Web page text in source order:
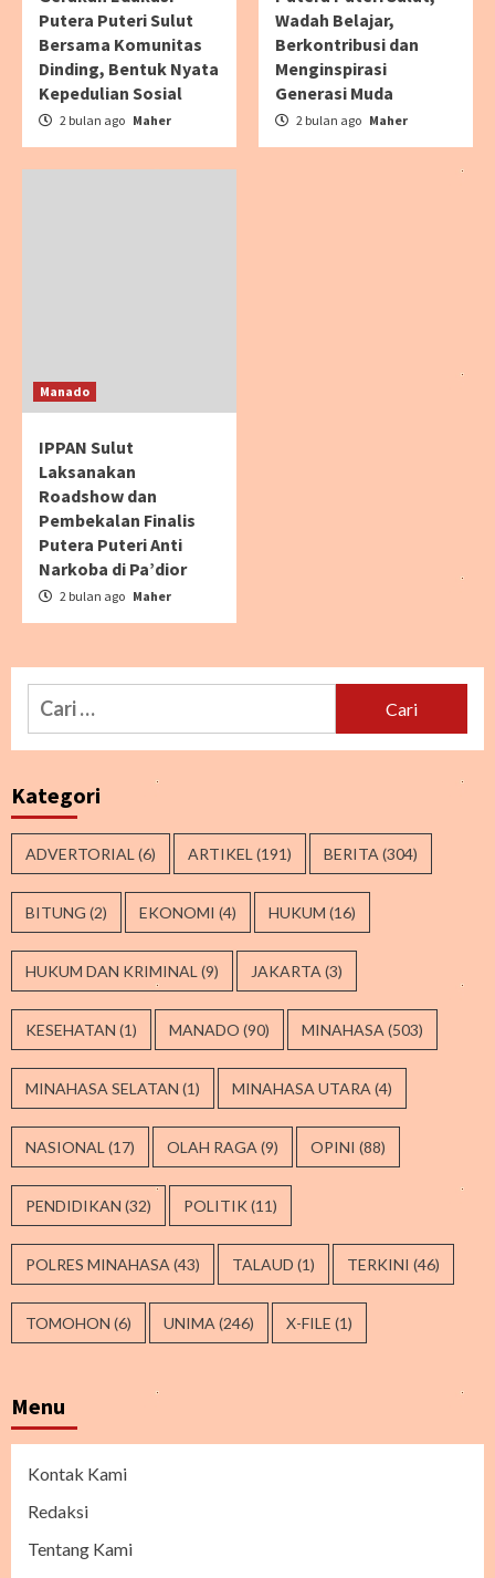
Putera Puteri Sulut
Bersama Komunitas
Dinding, Bentuk Nyata
Kepedulian Sosial
2 bulan ago Maher
Wadah Belajar,
Berkontribusi dan
Menginspirasi
Generasi Muda
2 bulan ago Maher
Manado
IPPAN Sulut
Laksanakan
Roadshow dan
Pembekalan Finalis
Putera Puteri Anti
Narkoba di Pa’dior
2 bulan ago Maher
Cari
untuk:
Kategori
ADVERTORIAL (6) ARTIKEL (191) BERITA (304)
BITUNG (2) EKONOMI (4) HUKUM (16)
HUKUM DAN KRIMINAL (9) JAKARTA (3)
KESEHATAN (1) MANADO (90) MINAHASA (503)
MINAHASA SELATAN (1) MINAHASA UTARA (4)
NASIONAL (17) OLAH RAGA (9) OPINI (88)
PENDIDIKAN (32) POLITIK (11)
POLRES MINAHASA (43) TALAUD (1) TERKINI (46)
TOMOHON (6) UNIMA (246) X-FILE (1)
Menu
Kontak Kami
Redaksi
Tentang Kami